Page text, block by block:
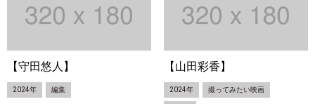
【守田悠人】
2024年 編集
【山田彩香】
2024年 撮ってみたい映画